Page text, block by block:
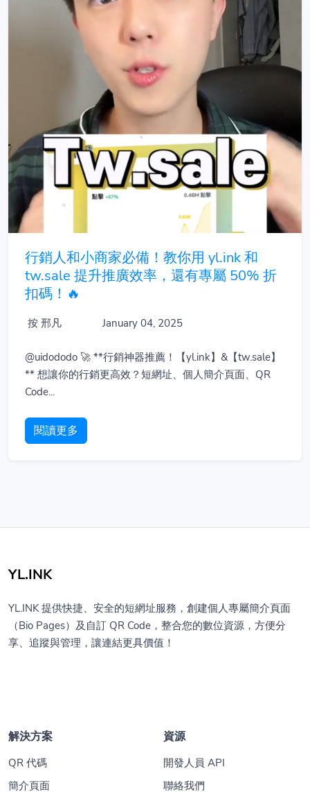
行銷人和小商家必備！教你用 yl.ink 和
tw.sale 提升推廣效率，還有專屬 50% 折
扣碼！🔥
按 邢凡 January 04, 2025
@uidododo 🚀 **行銷神器推薦！【yl.ink】&【tw.sale】
** 想讓你的行銷更高效？短網址、個人簡介頁面、QR
Code...
閱讀更多
YL.INK
YL.INK 提供快捷、安全的短網址服務，創建個人專屬簡介頁面
（Bio Pages）及自訂 QR Code，整合您的數位資源，方便分
享、追蹤與管理，讓連結更具價值！
解決方案
QR 代碼
簡介頁面
資源
開發人員 API
聯絡我們